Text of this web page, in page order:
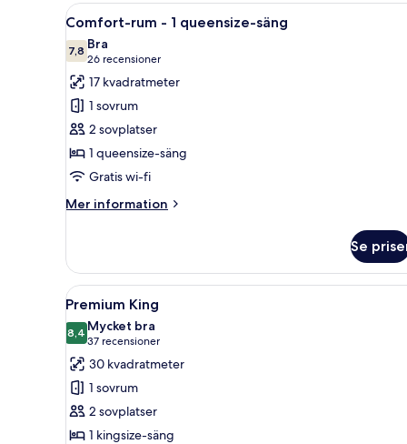
Öppna
alla
foton
för
Comfort-
rum
-
1
queensize-
säng
Ett välordnat hotellrum med
4
Comfort-rum - 1 queensize-säng
7,87,8 av 10
Bra
26 recensioner
(26 recensioner)
17 kvadratmeter
1 sovrum
2 sovplatser
1 queensize-säng
Gratis wi-fi
Mer information
Mer
rum
1
queensize-
säng
Se
Öppna
alla
foton
för
Premium
King
Ett mysigt rum med ett
4
Premium King
8,48,4 av 10
Mycket bra
37 recensioner
(37 recensioner)
30 kvadratmeter
1 sovrum
2 sovplatser
1 kingsize-säng